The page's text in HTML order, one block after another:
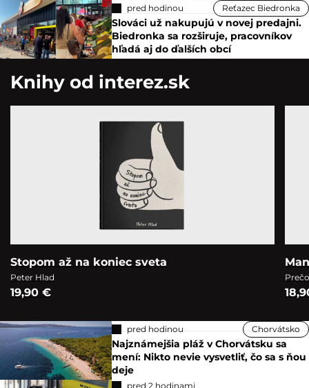
pred hodinou Reťazec Biedronka
Slováci už nakupujú v novej predajni.
Biedronka sa rozširuje, pracovníkov
hľadá aj do ďalších obcí
Knihy od interez.sk
Stopom až na koniec sveta
Peter Hlad
19,90 €
pred hodinou Chorvátsko
Najznámejšia pláž v Chorvátsku sa
mení: Nikto nevie vysvetliť, čo sa s ňou
deje
pred 2 hodinami